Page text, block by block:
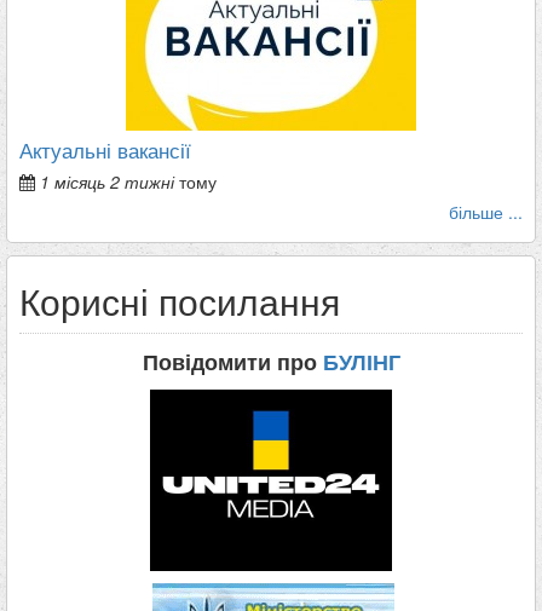
Актуальні вакансії
1 місяць 2 тижнітому
більше ...
Корисні посилання
Повідомити про БУЛІНГ